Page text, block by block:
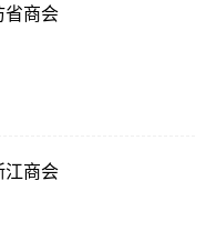
省商会
江商会